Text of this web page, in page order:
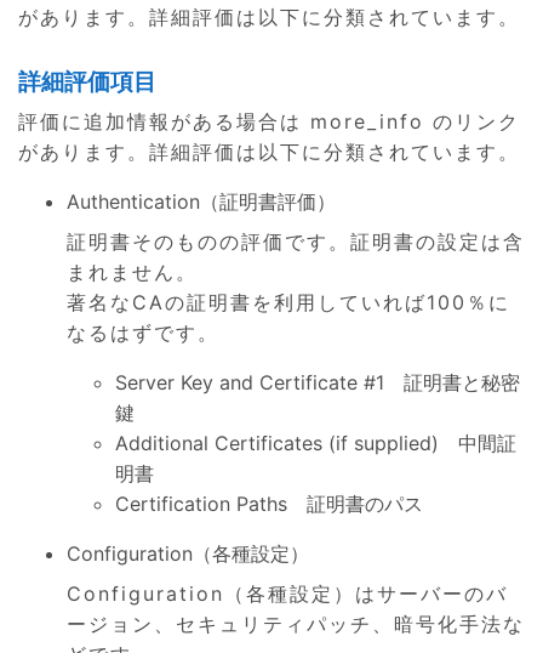
があります。詳細評価は以下に分類されています。
詳細評価項目
評価に追加情報がある場合は more_info のリンク
があります。詳細評価は以下に分類されています。
Authentication（証明書評価）
証明書そのものの評価です。証明書の設定は含
まれません。
著名なCAの証明書を利用していれば100％に
なるはずです。
Server Key and Certificate #1 証明書と秘密
鍵
Additional Certificates (if supplied) 中間証
明書
Certification Paths 証明書のパス
Configuration（各種設定）
Configuration（各種設定）はサーバーのバ
ージョン、セキュリティパッチ、暗号化手法な